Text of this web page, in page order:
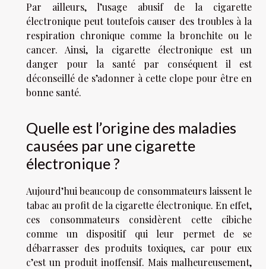
Par ailleurs, l’usage abusif de la cigarette
électronique peut toutefois causer des troubles à la
respiration chronique comme la bronchite ou le
cancer. Ainsi, la cigarette électronique est un
danger pour la santé par conséquent il est
déconseillé de s’adonner à cette clope pour être en
bonne santé.
Quelle est l’origine des maladies
causées par une cigarette
électronique ?
Aujourd’hui beaucoup de consommateurs laissent le
tabac au profit de la cigarette électronique. En effet,
ces consommateurs considèrent cette cibiche
comme un dispositif qui leur permet de se
débarrasser des produits toxiques, car pour eux
c’est un produit inoffensif. Mais malheureusement,